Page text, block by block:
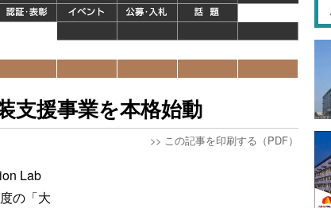
支援事業を本格始動
>> この記事を印刷する（PDF）
Lab
の「大